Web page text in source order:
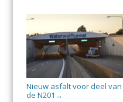
Nieuw asfalt voor deel van
de N201 →